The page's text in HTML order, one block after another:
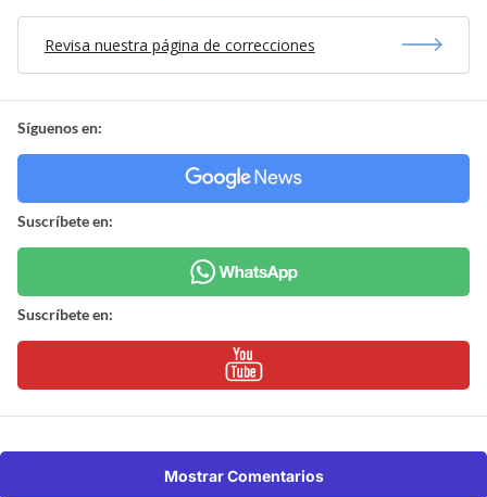
Revisa nuestra página de correcciones
Síguenos en:
Suscríbete en:
Suscríbete en:
Mostrar Comentarios